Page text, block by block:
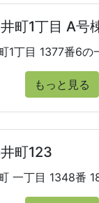
町1丁目 A号
1丁目 1377番6の
もっと見る
町123
一丁目 1348番